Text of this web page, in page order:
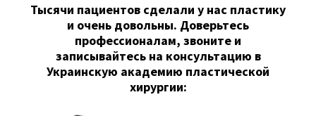
Тысячи пациентов сделали у нас пластику
и очень довольны. Доверьтесь
профессионалам, звоните и
записывайтесь на консультацию в
Украинскую академию пластической
хирургии: